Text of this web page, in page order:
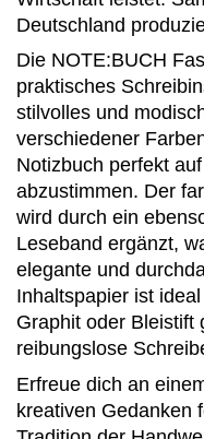
Deutschland
Die NOTE:BUCH
praktisches
stilvolles und
verschiedener
Notizbuch perfekt
abzustimmen. Der
wird durch ein
Leseband ergänzt,
elegante und
Inhaltspapier ist
Graphit oder Bleistift
reibungslose
Erfreue dich an
kreativen Gedanken